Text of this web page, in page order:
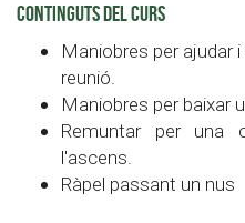
CONTINGUTS DEL CURS
Maniobres per ajudar
reunió.
Maniobres per baixar
Remuntar per
l'ascens.
Ràpel passant un nus